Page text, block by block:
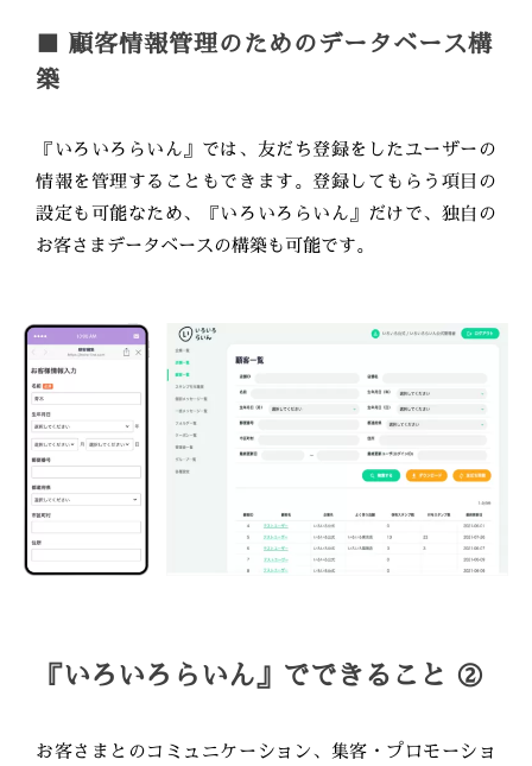
■ 顧客情報管理のためのデータベース構
築
『いろいろらいん』では、友だち登録をしたユーザーの
情報を管理することもできます。登録してもらう項目の
設定も可能なため、『いろいろらいん』だけで、独自の
お客さまデータベースの構築も可能です。
『いろいろらいん』でできること ②
お客さまとのコミュニケーション、集客・プロモーショ